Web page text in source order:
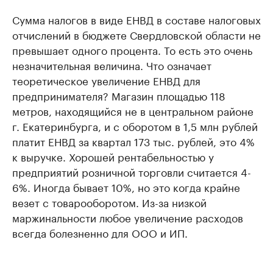
Сумма налогов в виде ЕНВД в составе налоговых
отчислений в бюджете Свердловской области не
превышает одного процента. То есть это очень
незначительная величина. Что означает
теоретическое увеличение ЕНВД для
предпринимателя? Магазин площадью 118
метров, находящийся не в центральном районе
г. Екатеринбурга, и с оборотом в 1,5 млн рублей
платит ЕНВД за квартал 173 тыс. рублей, это 4%
к выручке. Хорошей рентабельностью у
предприятий розничной торговли считается 4-
6%. Иногда бывает 10%, но это когда крайне
везет с товарооборотом. Из-за низкой
маржинальности любое увеличение расходов
всегда болезненно для ООО и ИП.